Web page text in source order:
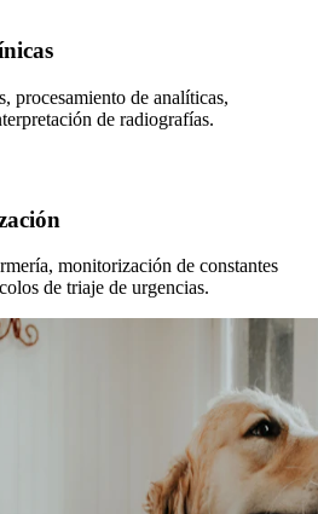
procesamiento de analíticas,
de radiografías.
monitorización de constantes
de triaje de urgencias.